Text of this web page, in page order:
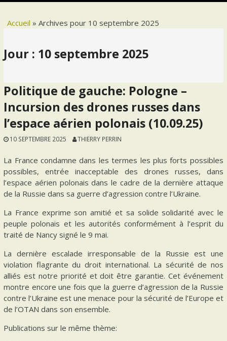
Accueil »Archives pour 10 septembre 2025
Jour : 10 septembre 2025
Politique de gauche: Pologne –
Incursion des drones russes dans
l’espace aérien polonais (10.09.25)
10 SEPTEMBRE 2025 THIERRY PERRIN
La France condamne dans les termes les plus forts possibles
possibles, entrée inacceptable des drones russes, dans
l’espace aérien polonais dans le cadre de la dernière attaque
de la Russie dans sa guerre d’agression contre l’Ukraine.
La France exprime son amitié et sa solide solidarité avec le
peuple polonais et les autorités conformément à l’esprit du
traité de Nancy signé le 9 mai.
La dernière escalade irresponsable de la Russie est une
violation flagrante du droit international. La sécurité de nos
alliés est notre priorité et doit être garantie. Cet événement
montre encore une fois que la guerre d’agression de la Russie
contre l’Ukraine est une menace pour la sécurité de l’Europe et
de l’OTAN dans son ensemble.
Publications sur le même thème: